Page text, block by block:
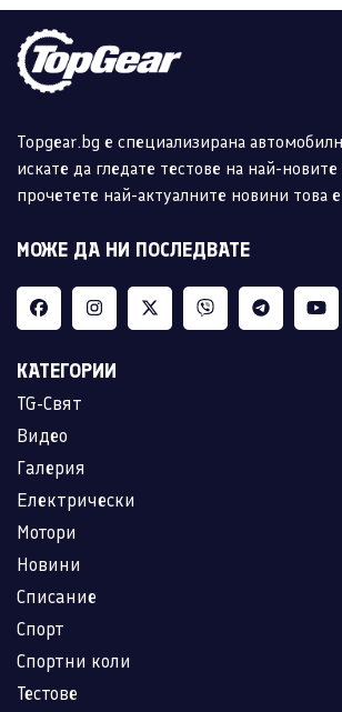
Topgear.bg е специализирана
искате да гледате тестове на най-
прочетете най-актуалните новини това
МОЖЕ ДА НИ ПОСЛЕДВАТЕ
КАТЕГОРИИ
TG-Свят
Видео
Галерия
Електрически
Мотори
Новини
Списание
Спорт
Спортни коли
Тестове